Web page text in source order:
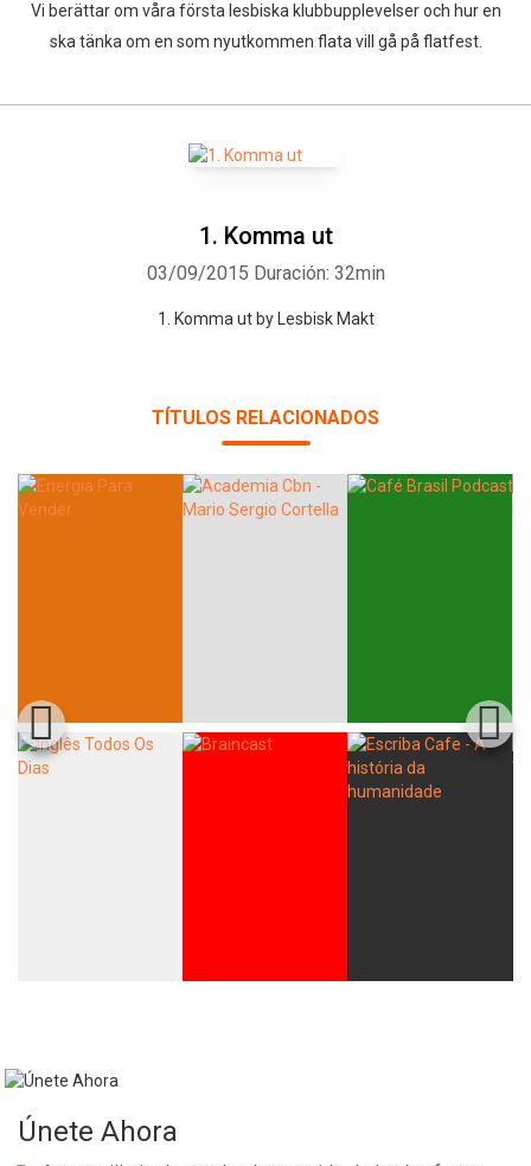
Vi berättar om våra första lesbiska klubbupplevelser och hur en
ska tänka om en som nyutkommen flata vill gå på flatfest.
1. Komma ut
03/09/2015 Duración: 32min
1. Komma ut by Lesbisk Makt
TÍTULOS RELACIONADOS
Únete Ahora
Facebook Twitter